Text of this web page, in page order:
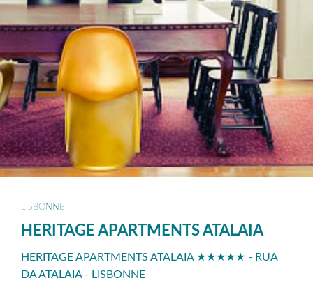
LISBONNE
HERITAGE APARTMENTS ATALAIA
HERITAGE APARTMENTS ATALAIA ★★★★★ - RUA
DA ATALAIA - LISBONNE